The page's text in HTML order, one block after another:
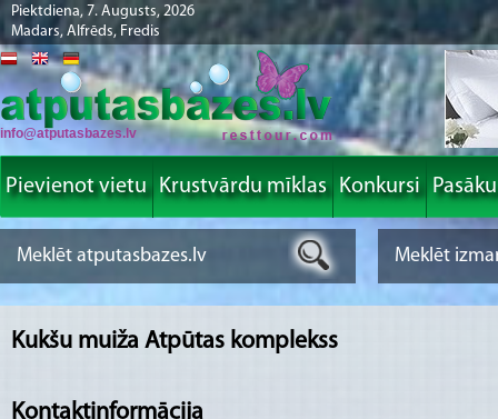
Piektdiena, 7. Augusts, 2026
Madars, Alfrēds, Fredis
info@atputasbazes.lv
Pievienot vietu Krustvārdu mīklas Konkursi
Kukšu muiža Atpūtas komplekss
Kontaktinformācija